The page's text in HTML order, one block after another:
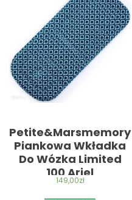
Petite&Marsmemory
Piankowa Wkładka
Do Wózka Limited
100 Ariel
149,00zł